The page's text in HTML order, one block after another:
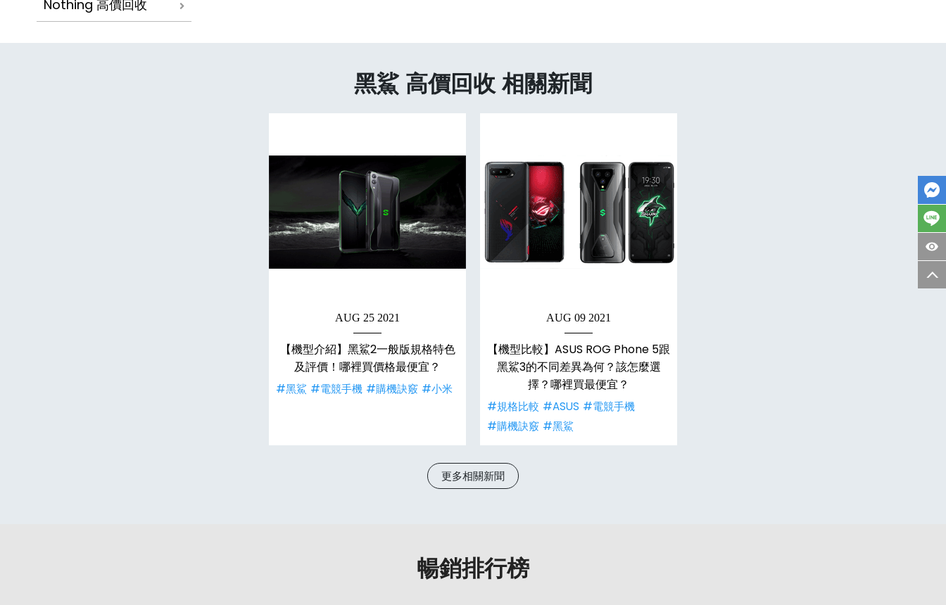
Nothing 高價回收
黑鯊 高價回收 相關新聞
AUG 25 2021
【機型介紹】黑鯊2一般版規格特色
及評價！哪裡買價格最便宜？
#黑鯊 #電競手機 #購機訣竅 #小米
AUG 09 2021
【機型比較】ASUS ROG Phone 5跟
黑鯊3的不同差異為何？該怎麼選
擇？哪裡買最便宜？
#規格比較 #ASUS #電競手機
#購機訣竅 #黑鯊
更多相關新聞
暢銷排行榜